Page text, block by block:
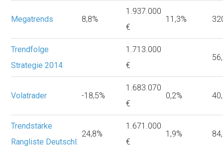
Megatrends 8,8%
1.937.000
€
11,3%
Trendfolge
Strategie 2014
1.713.000
€
Volatrader -18,5%
1.683.070
€
0,2%
Trendstärke
Rangliste Deutschl.
24,8%
1.671.000
€
1,9%